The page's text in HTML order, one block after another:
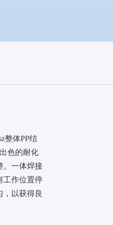
整体PP结
色的耐化
。一体焊接
工作位置停
以获得良